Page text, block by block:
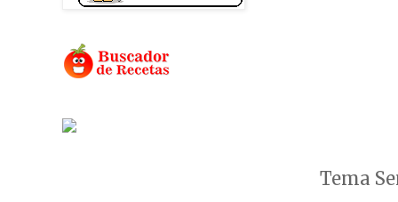
Tema